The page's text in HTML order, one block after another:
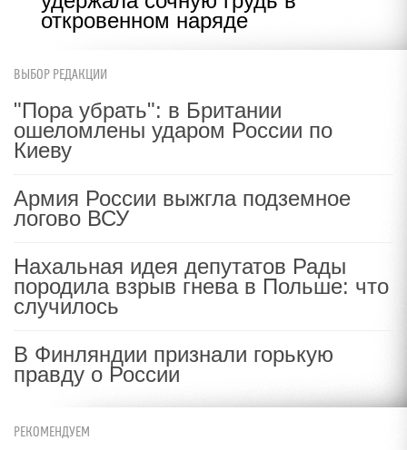
откровенном наряде
ВЫБОР РЕДАКЦИИ
"Пора убрать": в Британии
ошеломлены ударом России по
Киеву
Армия России выжгла подземное
логово ВСУ
Нахальная идея депутатов Рады
породила взрыв гнева в Польше: что
случилось
В Финляндии признали горькую
правду о России
РЕКОМЕНДУЕМ